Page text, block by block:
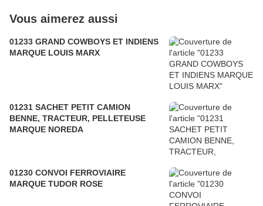
Vous aimerez aussi
01233 GRAND COWBOYS ET INDIENS
MARQUE LOUIS MARX
01231 SACHET PETIT CAMION
BENNE, TRACTEUR, PELLETEUSE
MARQUE NOREDA
01230 CONVOI FERROVIAIRE
MARQUE TUDOR ROSE